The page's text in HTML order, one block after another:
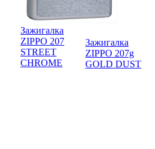
Зажигалка
ZIPPO 207
STREET
CHROME
Зажигалка
ZIPPO 207g
GOLD DUST